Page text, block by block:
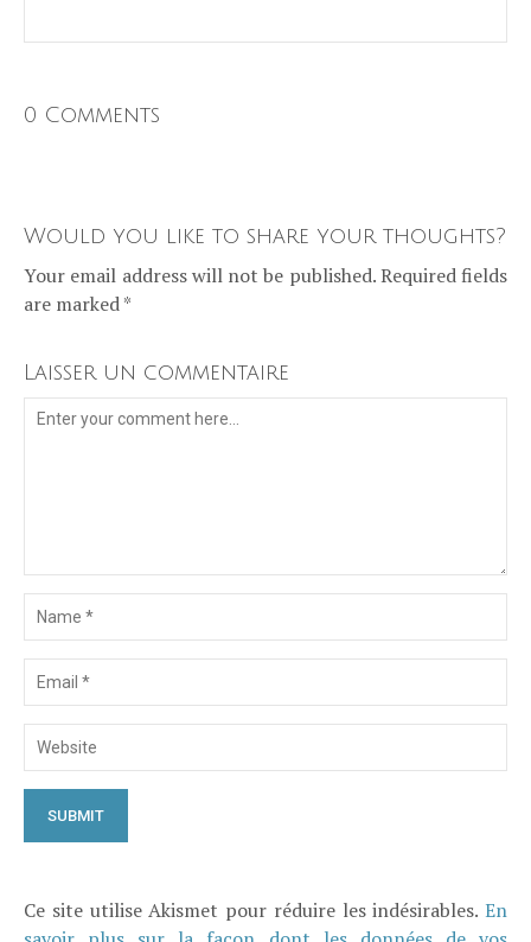
0 Comments
Would you like to share your thoughts?
Your email address will not be published. Required fields
are marked *
Laisser un commentaire
Ce site utilise Akismet pour réduire les indésirables. En